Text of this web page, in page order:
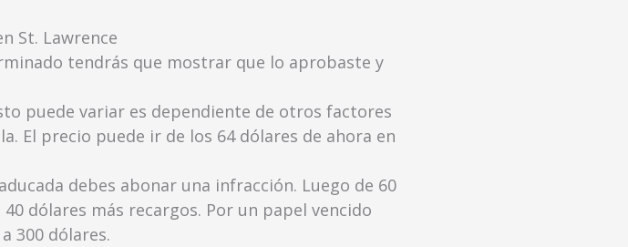
St. Lawrence
tendrás que mostrar que lo aprobaste y
puede variar es dependiente de otros factores
El precio puede ir de los 64 dólares de ahora en
debes abonar una infracción. Luego de 60
dólares más recargos. Por un papel vencido
300 dólares.